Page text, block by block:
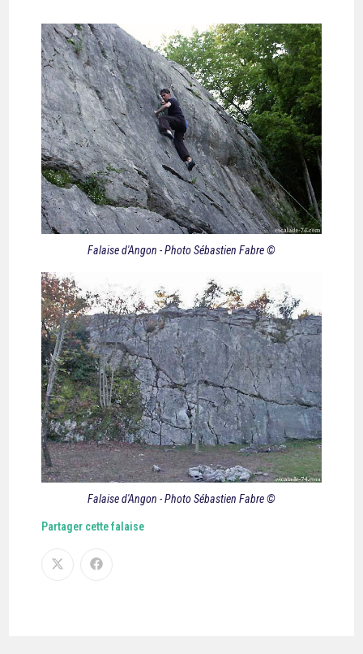
Falaise d'Angon - Photo Sébastien Fabre ©
Falaise d'Angon - Photo Sébastien Fabre ©
Partager cette falaise